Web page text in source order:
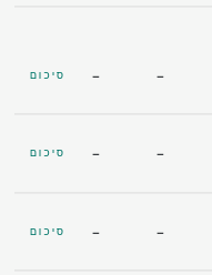
-
- סיכום
-
- סיכום
-
- סיכום